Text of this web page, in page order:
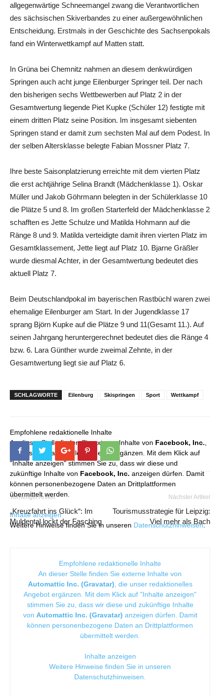
allgegenwärtige Schneemangel zwang die Verantwortlichen
des sächsischen Skiverbandes zu einer außergewöhnlichen
Entscheidung. Erstmals in der Geschichte des Sachsenpokals
fand ein Winterwettkampf auf Matten statt.
In Grüna bei Chemnitz nahmen an diesem denkwürdigen
Springen auch acht junge Eilenburger Springer teil. Der nach
den bisherigen sechs Wettbewerben auf Platz 2 in der
Gesamtwertung liegende Piet Kupke (Schüler 12) festigte mit
einem dritten Platz seine Position. Im insgesamt siebenten
Springen stand er damit zum sechsten Mal auf dem Podest. In
der selben Altersklasse belegte Fabian Mossner Platz 7.
Ihre beste Saisonplatzierung erreichte mit dem vierten Platz
die erst achtjährige Selina Brandt (Mädchenklasse 1). Oskar
Müller und Jakob Göhrmann belegten in der Schülerklasse 10
die Plätze 5 und 8. Im großen Starterfeld der Mädchenklasse 2
schafften es Jette Schulze und Matilda Hohmann auf die
Ränge 8 und 9. Matilda verteidigte damit ihren vierten Platz im
Gesamtklassement, Jette liegt auf Platz 10. Bjarne Gräßler
wurde diesmal Achter, in der Gesamtwertung bedeutet dies
aktuell Platz 7.
Beim Deutschlandpokal im bayerischen Rastbüchl waren zwei
ehemalige Eilenburger am Start. In der Jugendklasse 17
sprang Björn Kupke auf die Plätze 9 und 11(Gesamt 11.). Auf
seinen Jahrgang heruntergerechnet bedeutet dies die Ränge 4
bzw. 6. Lara Günther wurde zweimal Zehnte, in der
Gesamtwertung liegt sie auf Platz 6.
SCHLAGWORTE Eilenburg Skispringen Sport Wettkampf
Empfohlene redaktionelle Inhalte
An dieser Stelle finden Sie externe Inhalte von Facebook, Inc.
die unser redaktionelles Angebot ergänzen. Mit dem Klick auf
"Inhalte anzeigen" stimmen Sie zu, dass wir diese und
zukünftige Inhalte von Facebook, Inc. anzeigen dürfen. Damit
können personenbezogene Daten an Drittplattformen
übermittelt werden.
Inhalte anzeigen
Weitere Hinweise finden Sie in unseren Datenschutzhinweisen.
Vorheriger Artikel
„Kreuzfahrt ins Glück“: Im
Muldental lockt der Fasching
Nächster Artikel
Tourismusstrategie für Leipzig:
Viel mehr als Bach
Empfohlene redaktionelle Inhalte
An dieser Stelle finden Sie externe Inhalte von
Automattic Inc. (Gravatar) , die unser redaktionelles
Angebot ergänzen. Mit dem Klick auf "Inhalte anzeigen"
stimmen Sie zu, dass wir diese und zukünftige Inhalte
von Automattic Inc. (Gravatar) anzeigen dürfen. Damit
können personenbezogene Daten an Drittplattformen
übermittelt werden.
Inhalte anzeigen
Weitere Hinweise finden Sie in unseren
Datenschutzhinweisen